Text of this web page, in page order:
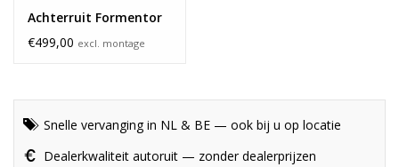
Achterruit Formentor
€499,00 excl. montage
Snelle vervanging in NL & BE — ook bij u op locatie
Dealerkwaliteit autoruit — zonder dealerprijzen